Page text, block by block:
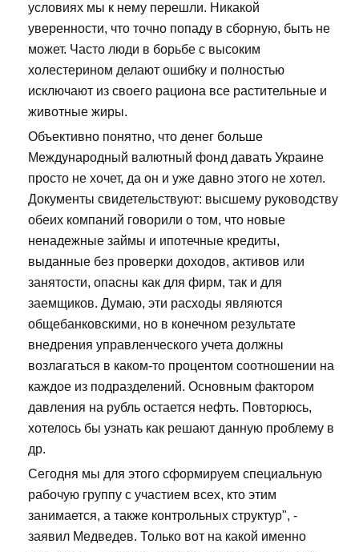
условиях мы к нему перешли. Никакой
уверенности, что точно попаду в сборную, быть не
может. Часто люди в борьбе с высоким
холестерином делают ошибку и полностью
исключают из своего рациона все растительные и
животные жиры.
Объективно понятно, что денег больше
Международный валютный фонд давать Украине
просто не хочет, да он и уже давно этого не хотел.
Документы свидетельствуют: высшему руководству
обеих компаний говорили о том, что новые
ненадежные займы и ипотечные кредиты,
выданные без проверки доходов, активов или
занятости, опасны как для фирм, так и для
заемщиков. Думаю, эти расходы являются
общебанковскими, но в конечном результате
внедрения управленческого учета должны
возлагаться в каком-то процентом соотношении на
каждое из подразделений. Основным фактором
давления на рубль остается нефть. Повторюсь,
хотелось бы узнать как решают данную проблему в
др.
Сегодня мы для этого сформируем специальную
рабочую группу с участием всех, кто этим
занимается, а также контрольных структур", -
заявил Медведев. Только вот на какой именно